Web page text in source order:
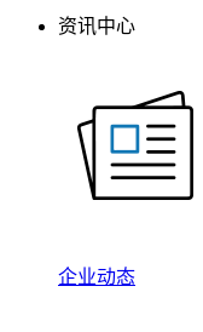
资讯中心
企业动态